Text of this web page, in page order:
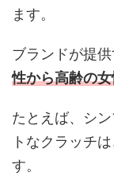
ます。
ブランドが提
性から高齢の
たとえば、シ
トなクラッチ
す。